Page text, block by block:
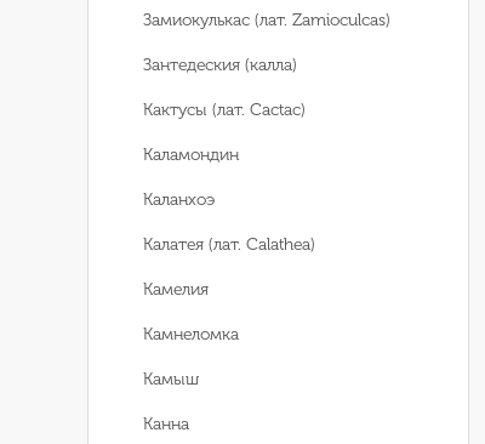
Замиокулькас (лат. Zamioculcas)
Зантедеския (калла)
Кактусы (лат. Cactac)
Каламондин
Каланхоэ
Калатея (лат. Calathea)
Камелия
Камнеломка
Камыш
Канна